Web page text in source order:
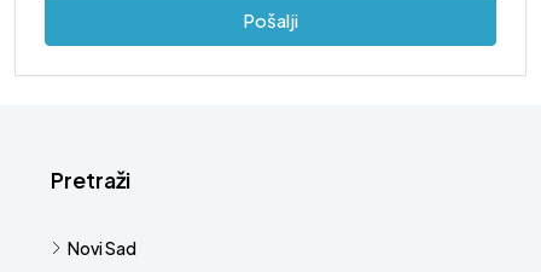
Pošalji
Pretraži
Novi Sad